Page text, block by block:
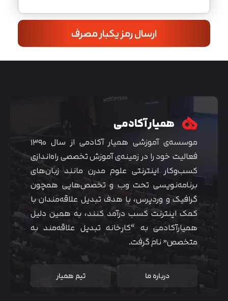
ارسال رمز یکبار مصرف
همیار آکادمی
موسسه‌ی آموزشی همیار آکادمی از سال ۱۳۹۰
فعالیت خود را در زمینه‌ی آموزش تخصصی راه‌اندازی
کسب‌و‌کار اینترنتی علوم مدرن مانند زبان‌های
برنامه‌نویسی تحت وب و تخصص‌هایی همچون
گرافیک و وردپرس، با هدف تبدیل علاقه‌مندان با
کمک اینترنت کسب درآمد کنند، به همین دلیل
همیارآکادمی به “کارخانه تبدیل علاقه‌مند به
متخصص” نام گرفت.
درباره ما تیم همیار
متوجه شدم